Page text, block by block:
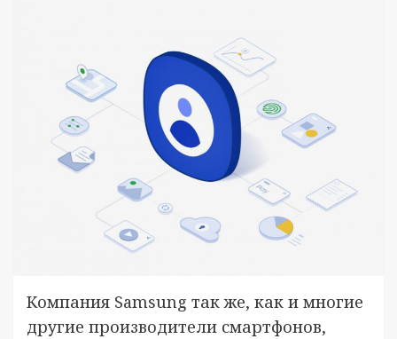
Компания Samsung так же, как и многие
другие производители смартфонов,